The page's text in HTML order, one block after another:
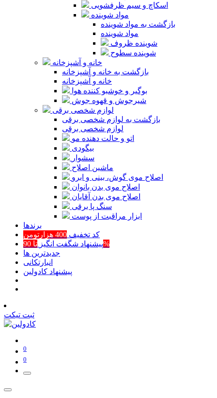
اسکاچ و سیم ظرفشویی
مواد شوینده
بازگشت به مواد شوینده
مواد شوینده
شوینده ظروف
شوینده سطوح
خانه و آشپزخانه
بازگشت به خانه و آشپزخانه
خانه و آشپزخانه
بوگیر و خوشبو کننده هوا
شیرجوش و قهوه جوش
لوازم شخصی برقی
بازگشت به لوازم شخصی برقی
لوازم شخصی برقی
اتو و حالت دهنده مو
بیگودی
سشوار
ماشین اصلاح
اصلاح موی گوش، بینی و ابرو
اصلاح موی بدن بانوان
اصلاح موی بدن آقایان
سنگ پا برقی
ابزار مراقبت از پوست
برند‌ها
کد تخفیف 400 هزارتومن
پیشنهاد شگفت انگیزتا 90%
جدیدترین ها
انبارتکانی
پیشنهاد کادولین
ثبت تیکت
0
0